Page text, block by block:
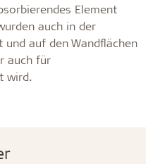
Element
auch in der
auf den Wandflächen
auch für
wird.